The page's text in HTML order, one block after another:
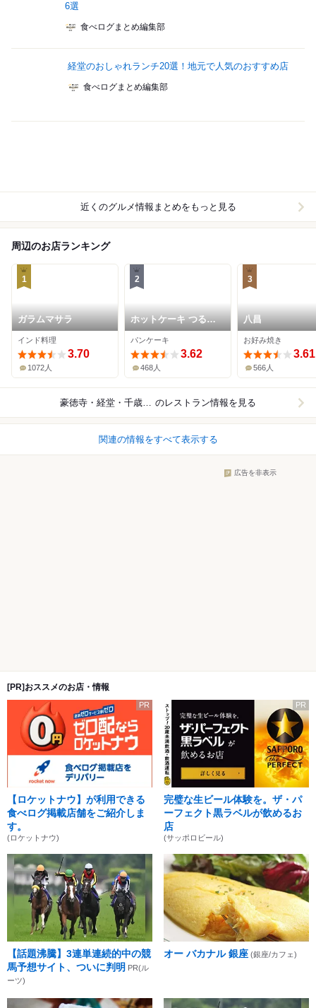
6選
食べログまとめ編集部
経堂のおしゃれランチ20選！地元で人気のおすすめ店
食べログまとめ編集部
近くのグルメ情報まとめをもっと見る
周辺のお店ランキング
1
ガラムマサラ
インド料理
3.70
1072人
2
ホットケーキ つるば
み舎
パンケーキ
3.62
468人
3
八昌
お好み焼き
3.61
566人
豪徳寺・経堂・千歳船橋 のレストラン情報を見る
関連の情報をすべて表示する
広告を非表示
[PR]おススメのお店・情報
PR
【ロケットナウ】が利用できる
食べログ掲載店舗をご紹介しま
す。
(ロケットナウ)
PR
完璧な生ビール体験を。ザ・パ
ーフェクト黒ラベルが飲めるお
店
(サッポロビール)
【話題沸騰】3連単連続的中の競
馬予想サイト、ついに判明 PR(ル
ーツ)
オー バカナル 銀座 (銀座/カフェ)